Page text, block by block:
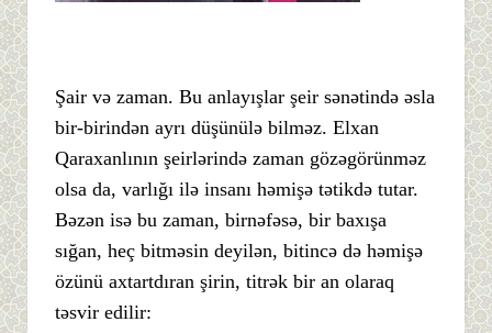
Şair və zaman. Bu anlayışlar şeir sənətində əsla
bir-birindən ayrı düşünülə bilməz. Elxan
Qaraxanlının şeirlərində zaman gözəgörünməz
olsa da, varlığı ilə insanı həmişə tətikdə tutar.
Bəzən isə bu zaman, birnəfəsə, bir baxışa
sığan, heç bitməsin deyilən, bitincə də həmişə
özünü axtartdıran şirin, titrək bir an olaraq
təsvir edilir: